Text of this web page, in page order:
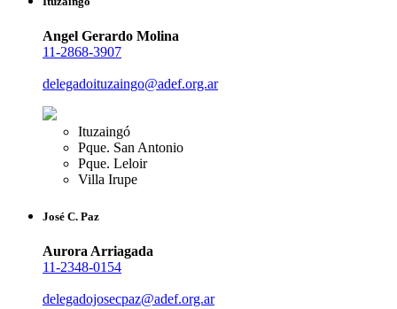
Angel Gerardo Molina
11-2868-3907
delegadoituzaingo@adef.org.ar
Ituzaingó
Pque. San Antonio
Pque. Leloir
Villa Irupe
José C. Paz
Aurora Arriagada
11-2348-0154
delegadojosecpaz@adef.org.ar